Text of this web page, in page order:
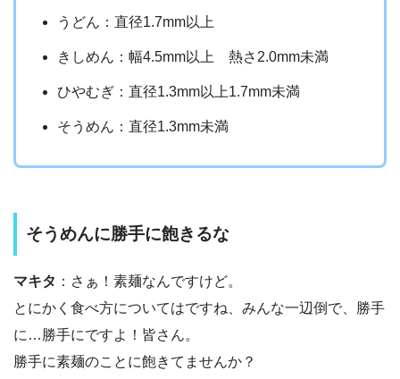
うどん：直径1.7mm以上
きしめん：幅4.5mm以上 熱さ2.0mm未満
ひやむぎ：直径1.3mm以上1.7mm未満
そうめん：直径1.3mm未満
そうめんに勝手に飽きるな
マキタ ：さぁ！素麺なんですけど。
とにかく食べ方についてはですね、みんな一辺倒で、勝手
に…勝手にですよ！皆さん。
勝手に素麺のことに飽きてませんか？